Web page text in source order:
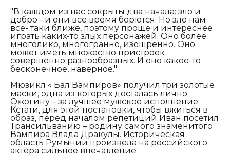
"В каждом из нас сокрыты два начала: зло и
добро - и они все время борются. Но зло нам
все- таки ближе, поэтому проще и интереснее
играть каких-то злых персонажей. Оно более
многолико, многогранно, изощрённо. Оно
может иметь множество пристроек
совершенно разнообразных. И оно какое-то
бесконечное, наверное."
Мюзикл « Бал Вампиров» получил три золотые
маски, одна из которых досталась лично
Ожогину – за лучшее мужское исполнение.
Кстати, для этой постановки, чтобы вжиться в
образ, перед началом репетиций Иван посетил
Трансильванию – родину самого знаменитого
Вампира Влада Дракулы. Историческая
область Румынии произвела на российского
актера сильное впечатление.